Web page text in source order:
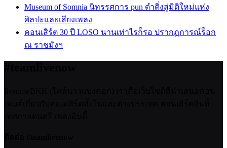
Museum of Somnia นิทรรศการ pun ดำดิ่งสู่มิติใหม่แห่ง
ศิลปะและเสียงเพลง
คอนเสิร์ต 30 ปี LOSO นานเท่าไรก็รอ ปรากฏการณ์ร็อก
ณ ราชมังฯ